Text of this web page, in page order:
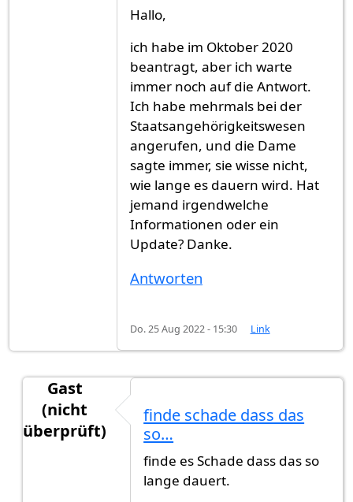
Hallo,
ich habe im Oktober 2020
beantragt, aber ich warte
immer noch auf die Antwort.
Ich habe mehrmals bei der
Staatsangehörigkeitswesen
angerufen, und die Dame
sagte immer, sie wisse nicht,
wie lange es dauern wird. Hat
jemand irgendwelche
Informationen oder ein
Update? Danke.
Antworten
Do. 25 Aug 2022 - 15:30 Link
Gast
(nicht
überprüft)
finde schade dass das
so…
finde es Schade dass das so
lange dauert.